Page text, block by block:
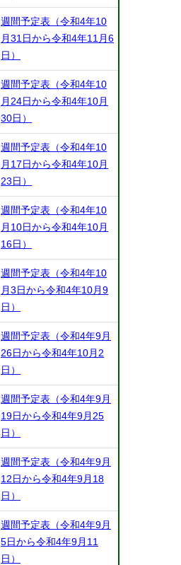
週間予定表（令和4年10
月31日から令和4年11月6
日）
週間予定表（令和4年10
月24日から令和4年10月
30日）
週間予定表（令和4年10
月17日から令和4年10月
23日）
週間予定表（令和4年10
月10日から令和4年10月
16日）
週間予定表（令和4年10
月3日から令和4年10月9
日）
週間予定表（令和4年9月
26日から令和4年10月2
日）
週間予定表（令和4年9月
19日から令和4年9月25
日）
週間予定表（令和4年9月
12日から令和4年9月18
日）
週間予定表（令和4年9月
5日から令和4年9月11
日）